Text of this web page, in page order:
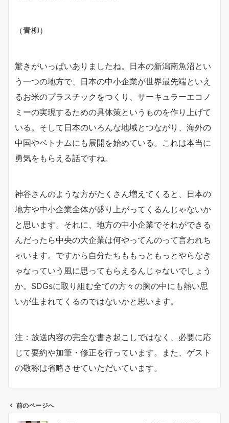
（青柳）
驚きがいっぱいありましたね。日本の新潟南魚沼とい
う一つの地方で、日本の中小企業が世界最先端といえ
るお米のプラスチックをつくり、サーキュラーエコノ
ミーの実現するための具体策というものを作り上げて
いる。そして日本のいろんな地域とつながり、海外の
中国やベトナムにも展開を始めている。これは本当に
勇気をもらえる話ですね。
神谷さんのような方がたくさん増えてくると、日本の
地方や中小企業全体が盛り上がってくるんじゃないか
と思います。それに、地方の中小企業でそれができる
んだったら中央の大企業は何やってんのって言われち
ゃいます。ですから自分たちももっともっとやらなき
ゃなっていう風に思ってもらえるんじゃないでしょう
か。SDGsに取り組む全ての方々の胸の中にも熱い思
いが生まれてくるのではないかと思います。
注：放送内容の完全な書き起こしではなく、必要に応
じて要約や加筆・修正を行っています。また、ゲスト
の敬称は省略させていただいています。
前のページへ